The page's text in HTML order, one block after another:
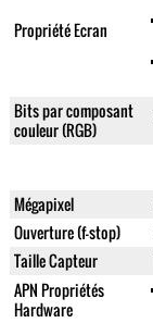
Propriété Ecran
Bits par composant
couleur (RGB)
Mégapixel
Ouverture (f-stop)
Taille Capteur
APN Propriétés
Hardware